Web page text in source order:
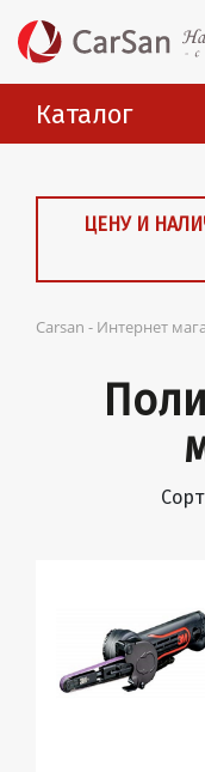
Каталог
ЦЕНУ И
Carsan - Интернет